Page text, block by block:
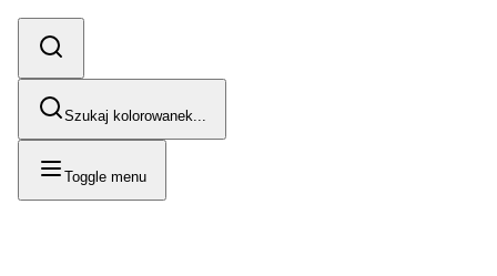
Szukaj kolorowanek...
Toggle menu